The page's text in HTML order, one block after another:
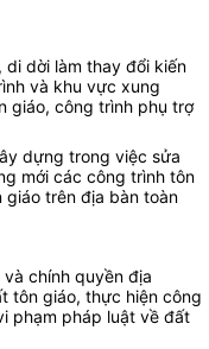
dời làm thay đổi kiến
và khu vực xung
giáo, công trình phụ trợ
dựng trong việc sửa
mới các công trình tôn
trên địa bàn toàn
chính quyền địa
tôn giáo, thực hiện công
phạm pháp luật về đất